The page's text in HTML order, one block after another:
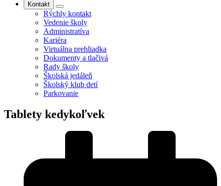
Kontakt
Rýchly kontakt
Vedenie školy
Administratíva
Kariéra
Virtuálna prehliadka
Dokumenty a tlačivá
Rady školy
Školská jedáleň
Školský klub detí
Parkovanie
Tablety kedykoľvek